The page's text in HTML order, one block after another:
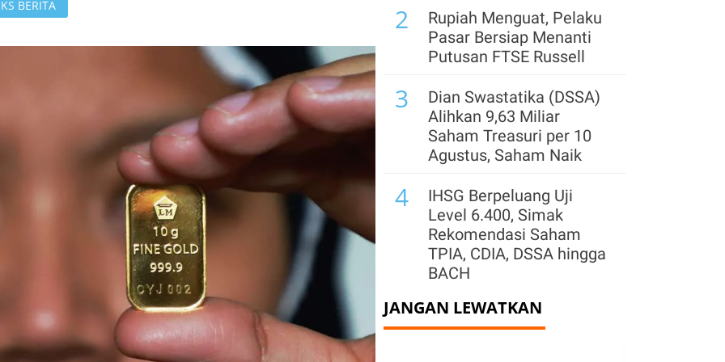
BERITA 2
Rupiah Menguat, Pelaku
Pasar Bersiap Menanti
Putusan FTSE Russell
3
Dian Swastatika (DSSA)
Alihkan 9,63 Miliar
Saham Treasuri per 10
Agustus, Saham Naik
4
IHSG Berpeluang Uji
Level 6.400, Simak
Rekomendasi Saham
TPIA, CDIA, DSSA hingga
BACH
5
Pemegang Saham
Sentul City (BKSL) Jual
JANGAN LEWATKAN